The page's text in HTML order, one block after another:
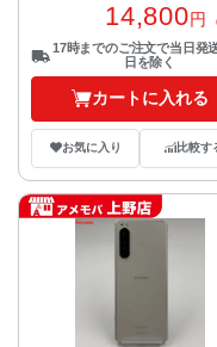
14,800円
17時までのご注文で当日発
日を除く
カートに入れる
お気に入り 比較す